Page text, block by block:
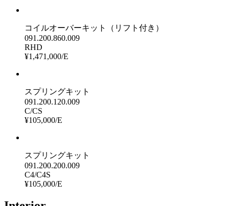
コイルオーバーキット（リフト付き）
091.200.860.009
RHD
¥1,471,000/E
スプリングキット
091.200.120.009
C/CS
¥105,000/E
スプリングキット
091.200.200.009
C4/C4S
¥105,000/E